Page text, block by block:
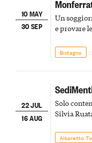
10 MAY
30 SEP
Un
e provare
Bistagno
22 JUL
16 AUG
Solo
Silvia
Albaretto